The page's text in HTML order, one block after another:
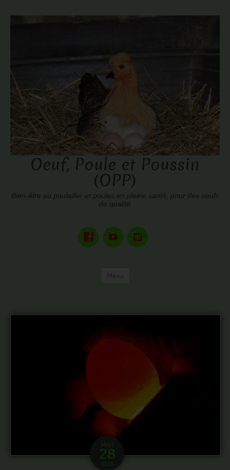
Oeuf, Poule et Poussin
(OPP)
Bien-être au poulailler et poules en pleine santé, pour des oeufs
de qualité
MAR
28
2015